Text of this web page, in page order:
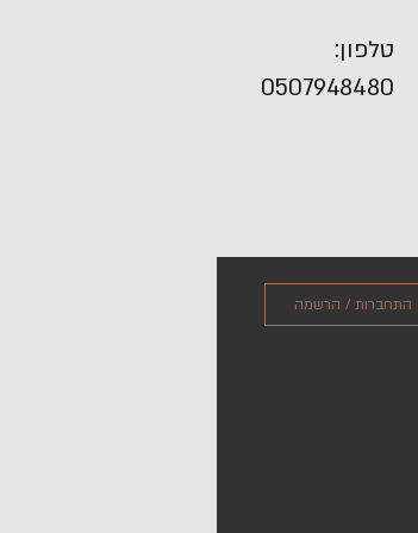
טלפון:
0507948480
התחברות / הרשמה